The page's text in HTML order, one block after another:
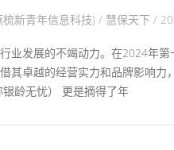
新青年信息科技) / 慧保天下 /
业发展的不竭动力。在2024年
其卓越的经营实力和品牌影响
龄无忧） 更是摘得了年